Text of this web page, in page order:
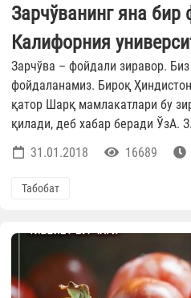
Зарчўванинг яна бир
Калифорния
Зарчўва – фойдали зиравор.
фойдаланамиз. Бироқ
қатор Шарқ мамлакатлари бу
қилади, деб хабар беради ЎзА.
31.01.2018
16689
Табобат